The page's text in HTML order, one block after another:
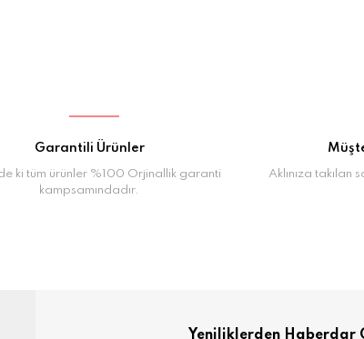
Garantili Ürünler
ki tüm ürünler %100 Orjinallik garanti
kampsamındadır.
Aklınıza takılan
Yeniliklerden Haberdar